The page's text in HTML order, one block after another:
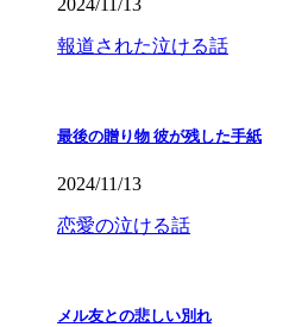
報道された泣ける話
最後の贈り物 彼が残した手紙
2024/11/13
恋愛の泣ける話
メル友との悲しい別れ